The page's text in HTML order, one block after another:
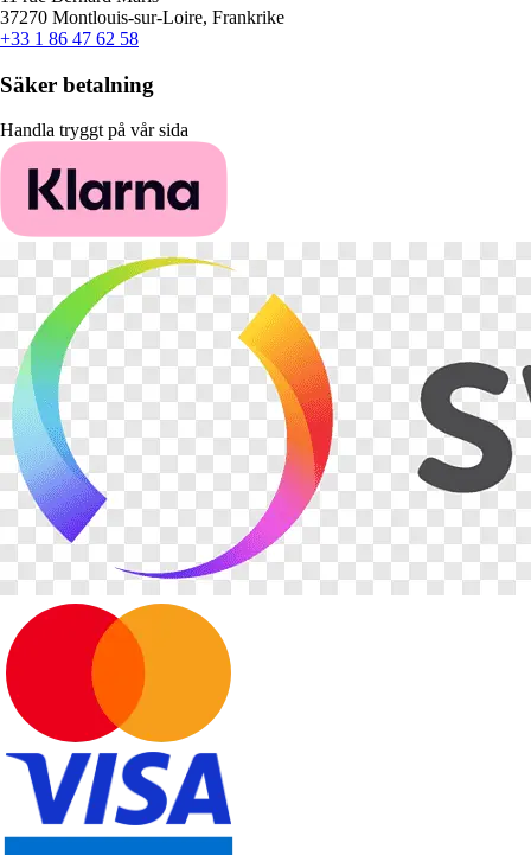
37270 Montlouis-sur-Loire, Frankrike
+33 1 86 47 62 58
Säker betalning
Handla tryggt på vår sida